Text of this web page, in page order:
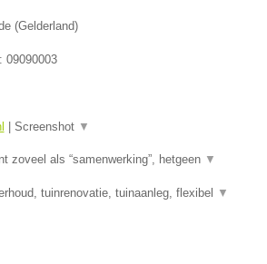
(Gelderland)
09090003
Screenshot ▼
zoveel als “samenwerking”, hetgeen ▼
tuinrenovatie, tuinaanleg, flexibel ▼